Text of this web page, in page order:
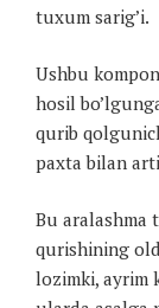
tuxum sarig’i.
Ushbu
hosil
qurib
paxta bilan
Bu aralashma
qurishining
lozimki, ayrim